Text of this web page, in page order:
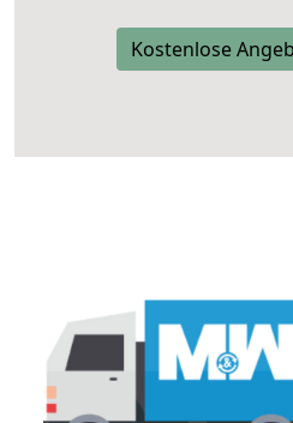
Kostenlose